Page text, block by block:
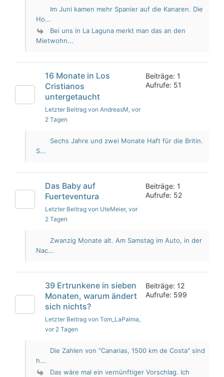
Im Juni kamen mehr Spanier auf die Kanaren. Die
Ho...
Bei uns in La Laguna merkt man das an den
Mietwohn...
16 Monate in Los
Cristianos
untergetaucht
Letzter Beitrag von AndreasM, vor
2 Tagen
Beiträge: 1
Aufrufe: 51
Sechs Jahre und zwei Monate Haft für die Britin.
S...
Das Baby auf
Fuerteventura
Letzter Beitrag von UteMeier, vor
2 Tagen
Beiträge: 1
Aufrufe: 52
Zwanzig Monate alt. Am Samstag im Auto, in der
Nac...
39 Ertrunkene in sieben
Monaten, warum ändert
sich nichts?
Letzter Beitrag von Tom_LaPalma,
vor 2 Tagen
Beiträge: 12
Aufrufe: 599
Die Zahlen von "Canarias, 1500 km de Costa" sind
h...
Das wäre mal ein vernünftiger Vorschlag. Ich